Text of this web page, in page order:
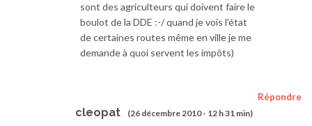
sont des agriculteurs qui doivent faire le
boulot de la DDE :-/ quand je vois l’état
de certaines routes même en ville je me
demande à quoi servent les impôts)
cleopat (26 décembre 2010 - 12 h 31 min)
Répondre